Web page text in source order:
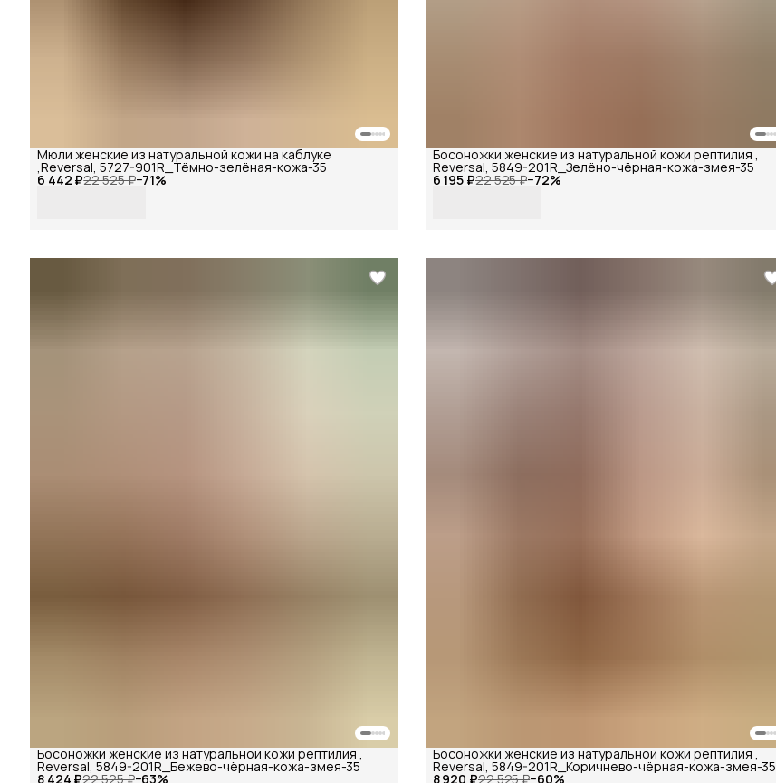
6 442 ₽22 525 ₽−71%
Мюли женские из натуральной кожи на каблуке
,Reversal, 5727-901R_Тёмно-зелёная-кожа-35
6 195 ₽22 525 ₽−72%
Босоножки женские из натуральной кожи рептилия ,
Reversal, 5849-201R_Зелёно-чёрная-кожа-змея-35
8 424 ₽22 525 ₽−63%
Босоножки женские из натуральной кожи рептилия ,
Reversal, 5849-201R_Бежево-чёрная-кожа-змея-35
8 920 ₽22 525 ₽−60%
Босоножки женские из натуральной кожи рептилия ,
Reversal, 5849-201R_Коричнево-чёрная-кожа-змея-35